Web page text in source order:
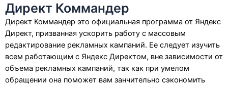
Директ Коммандер
Директ Коммандер это официальная программа от Яндекс
Директ, призванная ускорить работу с массовым
редактирование рекламных кампаний. Ее следует изучить
всем работающим с Яндекс Директом, вне зависимости от
объема рекламных кампаний, так как при умелом
обращении она поможет вам занчительно сэкономить